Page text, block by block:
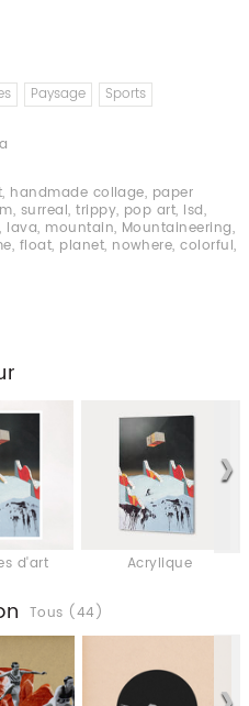
Paysage Sports
, handmade collage, paper
, surreal,trippy, pop art, lsd,
, lava, mountain, Mountaineering,
, float, planet, nowhere,colorful,
d'art Acrylique
Tous (44)